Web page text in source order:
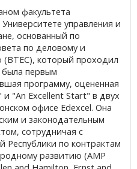
факультета
управления и
основанный по
по деловому и
(BTEC), который проходил
первым
программу, оцененная
"An Excellent Start" в двух
офисе Edexcel. Она
и законодательным
сотрудничая с
Республики по контрактам
развитию (АМР